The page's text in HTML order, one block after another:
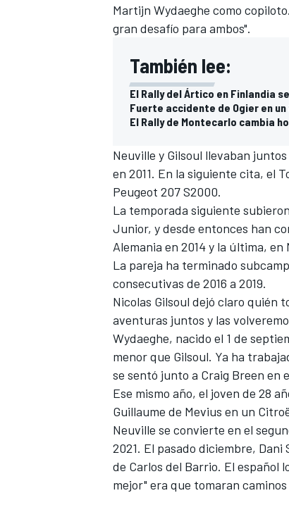
WRC
Martijn Wydaeghe como
gran desafío para ambos".
También lee:
El Rally del Ártico en Finlandia
Fuerte accidente de Ogier en
El Rally de Montecarlo cambia
Neuville y Gilsoul llevaban
en 2011. En la siguiente cita, el
Peugeot 207 S2000.
La temporada siguiente
Junior, y desde entonces han
Alemania en 2014 y la última,
La pareja ha terminado
consecutivas de 2016 a 2019.
Nicolas Gilsoul dejó claro quién
aventuras juntos y las
Wydaeghe, nacido el 1 de
menor que Gilsoul. Ya ha
se sentó junto a Craig Breen en
Ese mismo año, el joven de 28
Guillaume de Mevius en un
Neuville se convierte en el
2021. El pasado diciembre,
de Carlos del Barrio. El español
mejor" era que tomaran